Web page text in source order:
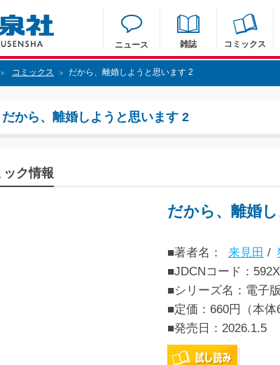
ニュース 雑誌 コミックス
> コミックス > だから、離婚しようと思います 2
だから、離婚しようと思います 2
ック情報
だから、離婚
■著者名： 来見田 /
■JDCNコード：
■シリーズ名：電子
■定価：660円（本体
■発売日： 2026.1.5